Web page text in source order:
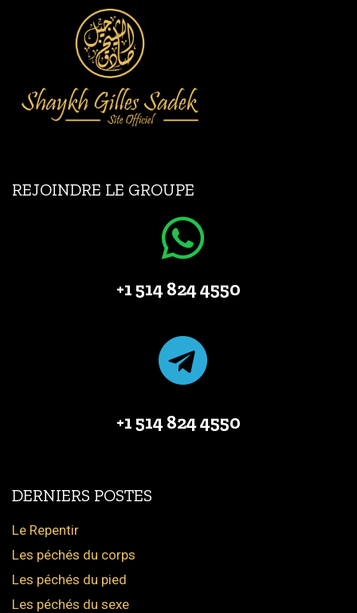
REJOINDRE LE GROUPE
+1 514 824 4550
+1 514 824 4550
DERNIERS POSTES
Le Repentir
Les péchés du corps
Les péchés du pied
Les péchés du sexe